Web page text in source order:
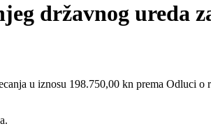
državnog ureda
u iznosu 198.750,00 kn prema Odluci